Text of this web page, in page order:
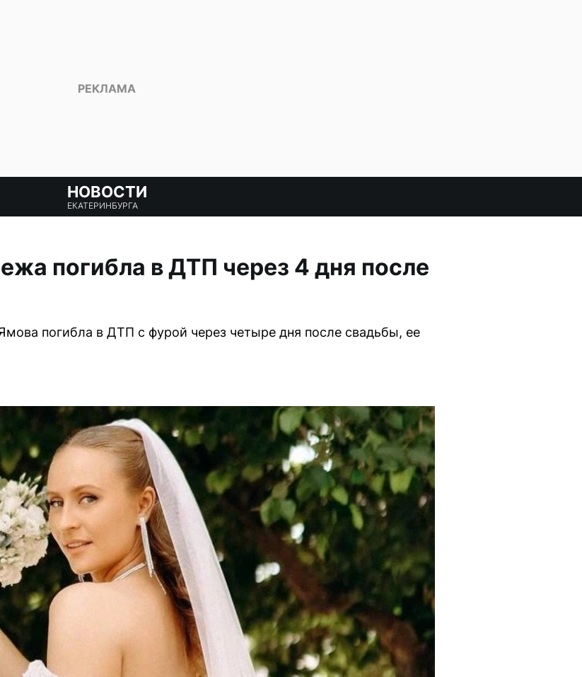
НОВОСТИ
ЕКАТЕРИНБУРГА
погибла в ДТП через 4 дня после
погибла в ДТП с фурой через четыре дня после свадьбы, ее